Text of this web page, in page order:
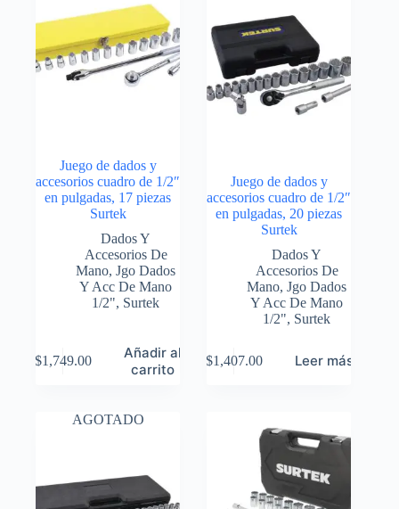
Juego de dados y
accesorios cuadro de 1/2″
en pulgadas, 17 piezas
Surtek
Dados Y
Accesorios De
Mano,Jgo Dados
Y Acc De Mano
1/2", Surtek
$1,749.00
Añadir al
carrito
Juego de dados y
accesorios cuadro de 1/2″
en pulgadas, 20 piezas
Surtek
Dados Y
Accesorios De
Mano,Jgo Dados
Y Acc De Mano
1/2", Surtek
$1,407.00 Leer más
AGOTADO